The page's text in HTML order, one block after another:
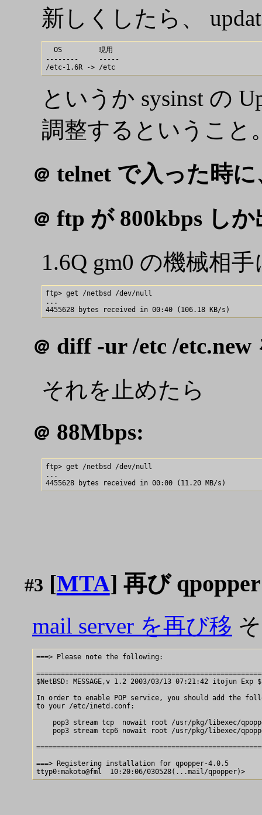
新しくしたら、
  OS         現用
--------     -----
というか sysinst の
調整するということ
＠ telnet で入った時
＠ ftp が 800kbps し
1.6Q gm0 の機械相手
ftp> get /netbsd /dev/null
...
＠ diff -ur /etc /
それを止めたら
＠ 88Mbps:
ftp> get /netbsd /dev/null
...
#3 [MTA] 再び
mail server を再び移
===> Please note the following:
$NetBSD: MESSAGE,v 1.2 2003/03/13 07:21:42 itojun Exp $
In order to enable POP service, you should add the
to your /etc/inetd.conf:
pop3 stream tcp  nowait root /usr/pkg/libexec/
pop3 stream tcp6 nowait root /usr/pkg/libexec/
===> Registering installation for qpopper-4.0.5